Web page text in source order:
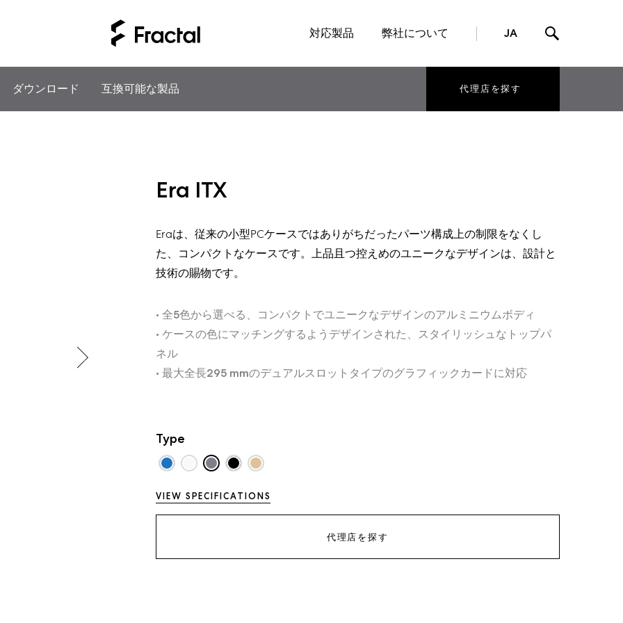
対応製品 弊社について JA
ダウンロード 互換可能な製品 代理店を探す
Era ITX
Eraは、従来の小型PCケースではありがちだったパーツ構成上の制限をなくし
た、コンパクトなケースです。上品且つ控えめのユニークなデザインは、設計と
技術の賜物です。
• 全5色から選べる、コンパクトでユニークなデザインのアルミニウムボディ
• ケースの色にマッチングするようデザインされた、スタイリッシュなトップパ
ネル
• 最大全長295 mmのデュアルスロットタイプのグラフィックカードに対応
Type
VIEW SPECIFICATIONS
代理店を探す